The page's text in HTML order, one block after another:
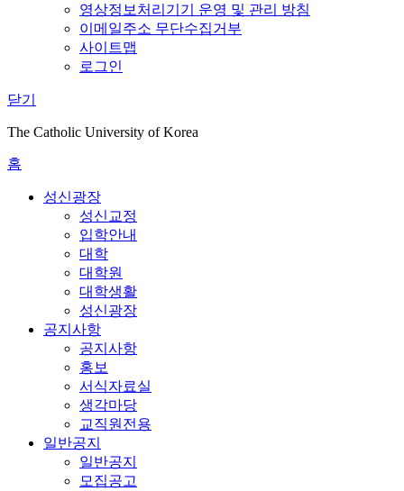
영상정보처리기기 운영 및 관리 방침
이메일주소 무단수집거부
사이트맵
로그인
닫기
The Catholic University of Korea
홈
성신광장
성신교정
입학안내
대학
대학원
대학생활
성신광장
공지사항
공지사항
홍보
서식자료실
생각마당
교직원전용
일반공지
일반공지
모집공고